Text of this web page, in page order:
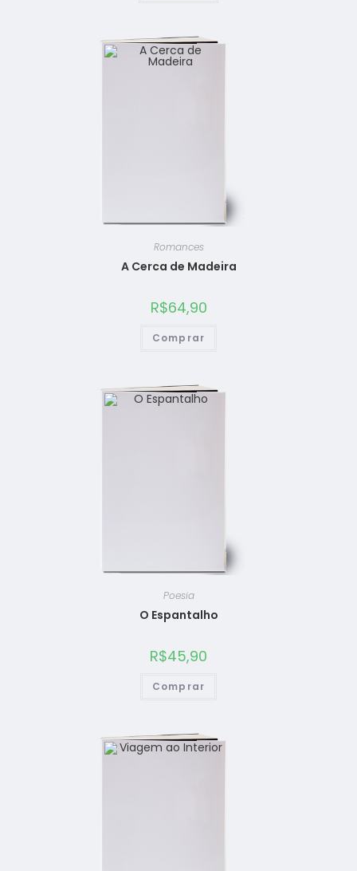
Romances
A Cerca de Madeira
R$64,90
Comprar
Poesia
O Espantalho
R$45,90
Comprar